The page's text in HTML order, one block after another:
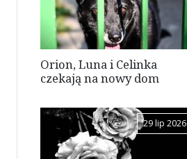
Orion, Luna i Celinka
czekają na nowy dom
29 lip 2026